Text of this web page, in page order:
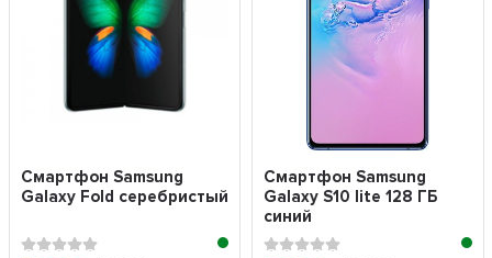
Смартфон Samsung
Galaxy Fold серебристый
Смартфон Samsung
Galaxy S10 lite 128 ГБ
синий